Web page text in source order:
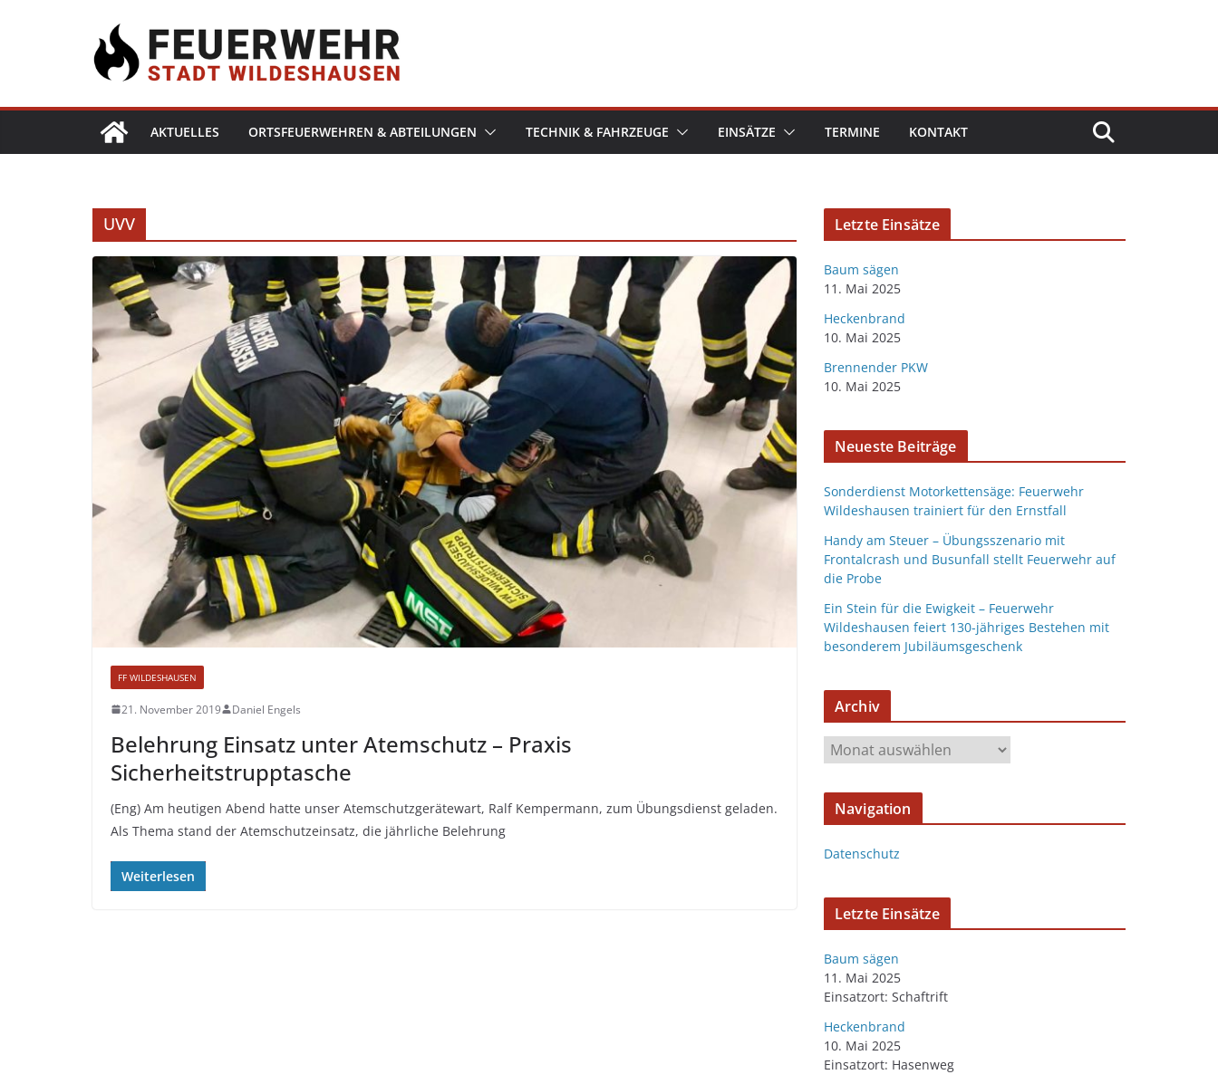
AKTUELLES ORTSFEUERWEHREN & ABTEILUNGEN TECHNIK & FAHRZEUGE EINSÄTZE TERMINE KONTAKT
UVV
FF WILDESHAUSEN
21. November 2019 Daniel Engels
Belehrung Einsatz unter Atemschutz – Praxis
Sicherheitstrupptasche
(Eng) Am heutigen Abend hatte unser Atemschutzgerätewart, Ralf Kempermann, zum Übungsdienst geladen.
Als Thema stand der Atemschutzeinsatz, die jährliche Belehrung
Weiterlesen
Letzte Einsätze
Baum sägen
11. Mai 2025
Heckenbrand
10. Mai 2025
Brennender PKW
10. Mai 2025
Neueste Beiträge
Sonderdienst Motorkettensäge: Feuerwehr
Wildeshausen trainiert für den Ernstfall
Handy am Steuer – Übungsszenario mit
Frontalcrash und Busunfall stellt Feuerwehr auf
die Probe
Ein Stein für die Ewigkeit – Feuerwehr
Wildeshausen feiert 130-jähriges Bestehen mit
besonderem Jubiläumsgeschenk
Archiv
Navigation
Datenschutz
Letzte Einsätze
Baum sägen
11. Mai 2025
Einsatzort: Schaftrift
Heckenbrand
10. Mai 2025
Einsatzort: Hasenweg